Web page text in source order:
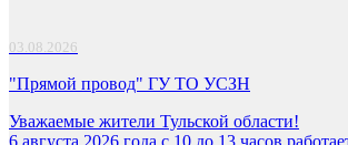
03.08.2026
"Прямой провод" ГУ ТО УСЗН
Уважаемые жители Тульской области!